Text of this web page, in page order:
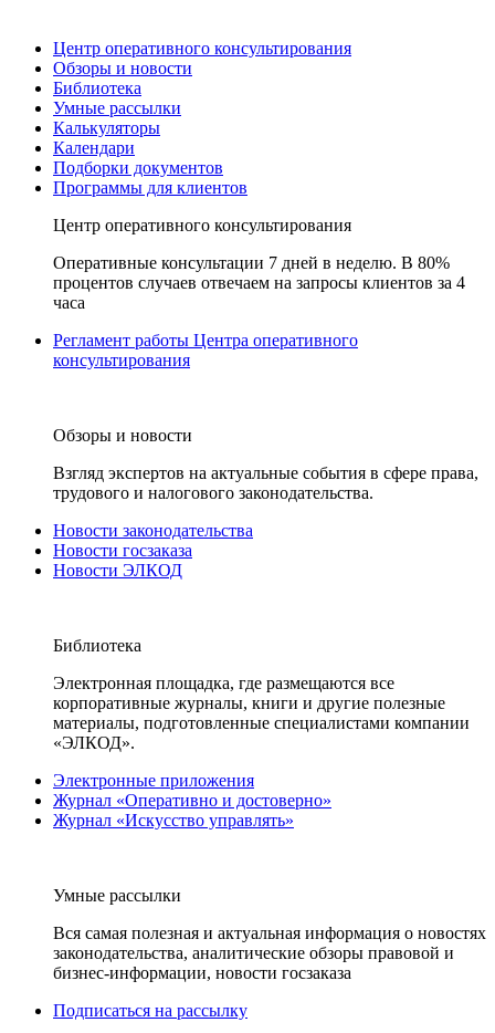
Центр оперативного консультирования
Обзоры и новости
Библиотека
Умные рассылки
Калькуляторы
Календари
Подборки документов
Программы для клиентов
Центр оперативного консультирования
Оперативные консультации 7 дней в неделю. В 80%
процентов случаев отвечаем на запросы клиентов за 4
часа
Регламент работы Центра оперативного
консультирования
Обзоры и новости
Взгляд экспертов на актуальные события в сфере права,
трудового и налогового законодательства.
Новости законодательства
Новости госзаказа
Новости ЭЛКОД
Библиотека
Электронная площадка, где размещаются все
корпоративные журналы, книги и другие полезные
материалы, подготовленные специалистами компании
«ЭЛКОД».
Электронные приложения
Журнал «Оперативно и достоверно»
Журнал «Искусство управлять»
Умные рассылки
Вся самая полезная и актуальная информация о новостях
законодательства, аналитические обзоры правовой и
бизнес-информации, новости госзаказа
Подписаться на рассылку